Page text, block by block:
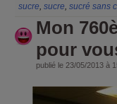
sucre, sucre, sucré sans
Mon
pour
publié le 23/05/2013 à